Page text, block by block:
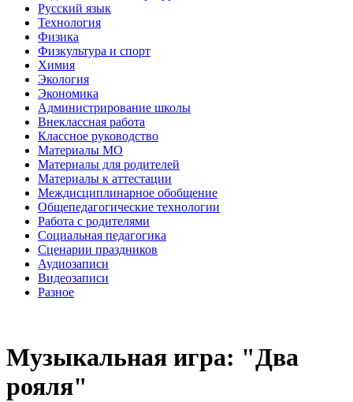
Русский язык
Технология
Физика
Физкультура и спорт
Химия
Экология
Экономика
Администрирование школы
Внеклассная работа
Классное руководство
Материалы МО
Материалы для родителей
Материалы к аттестации
Междисциплинарное обобщение
Общепедагогические технологии
Работа с родителями
Социальная педагогика
Сценарии праздников
Аудиозаписи
Видеозаписи
Разное
Музыкальная игра: "Два
рояля"